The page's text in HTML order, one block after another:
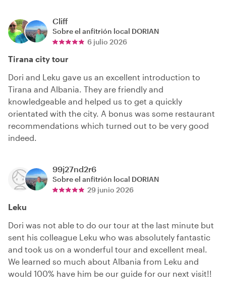
Cliff
Sobre el anfitrión local DORIAN
6 julio 2026
Tirana city tour
Dori and Leku gave us an excellent introduction to
Tirana and Albania. They are friendly and
knowledgeable and helped us to get a quickly
orientated with the city. A bonus was some restaurant
recommendations which turned out to be very good
indeed.
99j27nd2r6
Sobre el anfitrión local DORIAN
29 junio 2026
Leku
Dori was not able to do our tour at the last minute but
sent his colleague Leku who was absolutely fantastic
and took us on a wonderful tour and excellent meal.
We learned so much about Albania from Leku and
would 100% have him be our guide for our next visit!!